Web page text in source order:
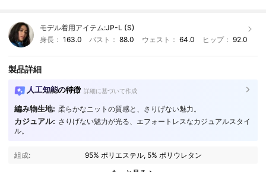
モデル着用アイテム:JP-L (S)
身長： 163.0 バスト：88.0 ウェスト： 64.0 ヒップ： 92.0
製品詳細
人工知能の特徴 詳細に基づいて作成
編み物生地: 柔らかなニットの質感と、さりげない魅力。
カジュアル: さりげない魅力が光る、エフォートレスなカジュアルスタイ
ル。
組成: 95% ポリエステル, 5% ポリウレタン
281K フォロワー